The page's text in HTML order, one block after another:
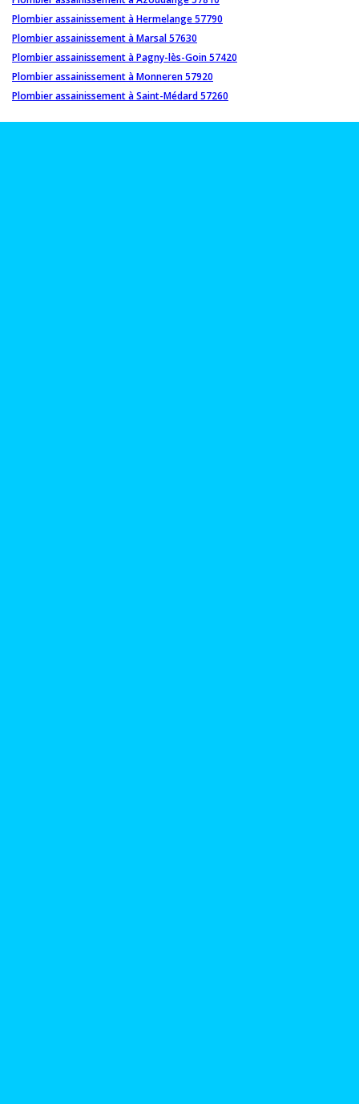
Plombier assainissement à Hermelange 57790
Plombier assainissement à Marsal 57630
Plombier assainissement à Pagny-lès-Goin 57420
Plombier assainissement à Monneren 57920
Plombier assainissement à Saint-Médard 57260